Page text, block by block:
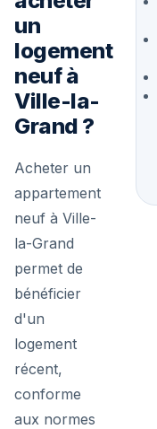
un
logement
neuf à
Ville-la-
Grand ?
Acheter un
appartement
neuf à Ville-
la-Grand
permet de
bénéficier
d'un
logement
récent,
conforme
aux normes